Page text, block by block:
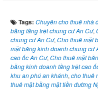
Tags: Chuyên cho thuê nhà
bằng tầng trệt chung cư An Cư,
chung cư An Cư, Cho thuê mặt
mặt bằng kinh doanh chung cư
cao ốc An Cư, Cho thuê mặt
bằng kinh doanh tầng trệt cao
khu an phú an khánh, cho thuê
thuê mặt bằng mặt tiền đường